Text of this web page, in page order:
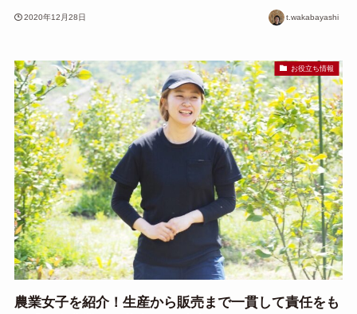
2020年12月28日 t.wakabayashi
お役立ち情報
農業女子を紹介！生産から販売まで一貫して責任をも